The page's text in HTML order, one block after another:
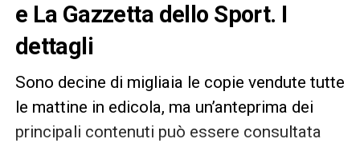
e La Gazzetta dello Sport. I
dettagli
Sono decine di migliaia le copie vendute tutte
le mattine in edicola, ma un’anteprima dei
principali contenuti può essere consultata